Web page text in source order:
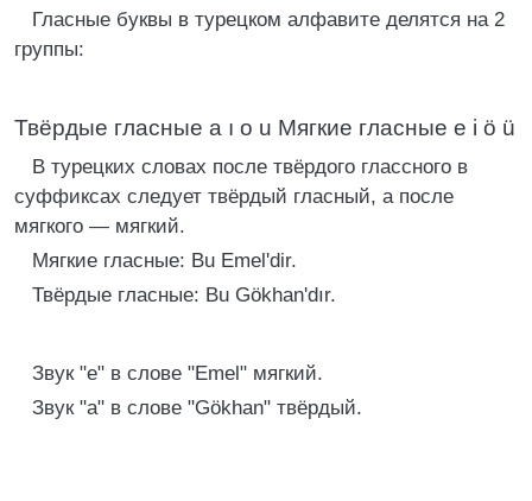
Гласные буквы в турецком алфавите делятся на 2
группы:
Твёрдые гласные a ı o u Мягкие гласные e i ö ü
В турецких словах после твёрдого глассного в
суффиксах следует твёрдый гласный, а после
мягкого — мягкий.
Мягкие гласные: Bu Emel'dir.
Твёрдые гласные: Bu Gökhan'dır.
Звук "e" в слове "Emel" мягкий.
Звук "а" в слове "Gökhan" твёрдый.